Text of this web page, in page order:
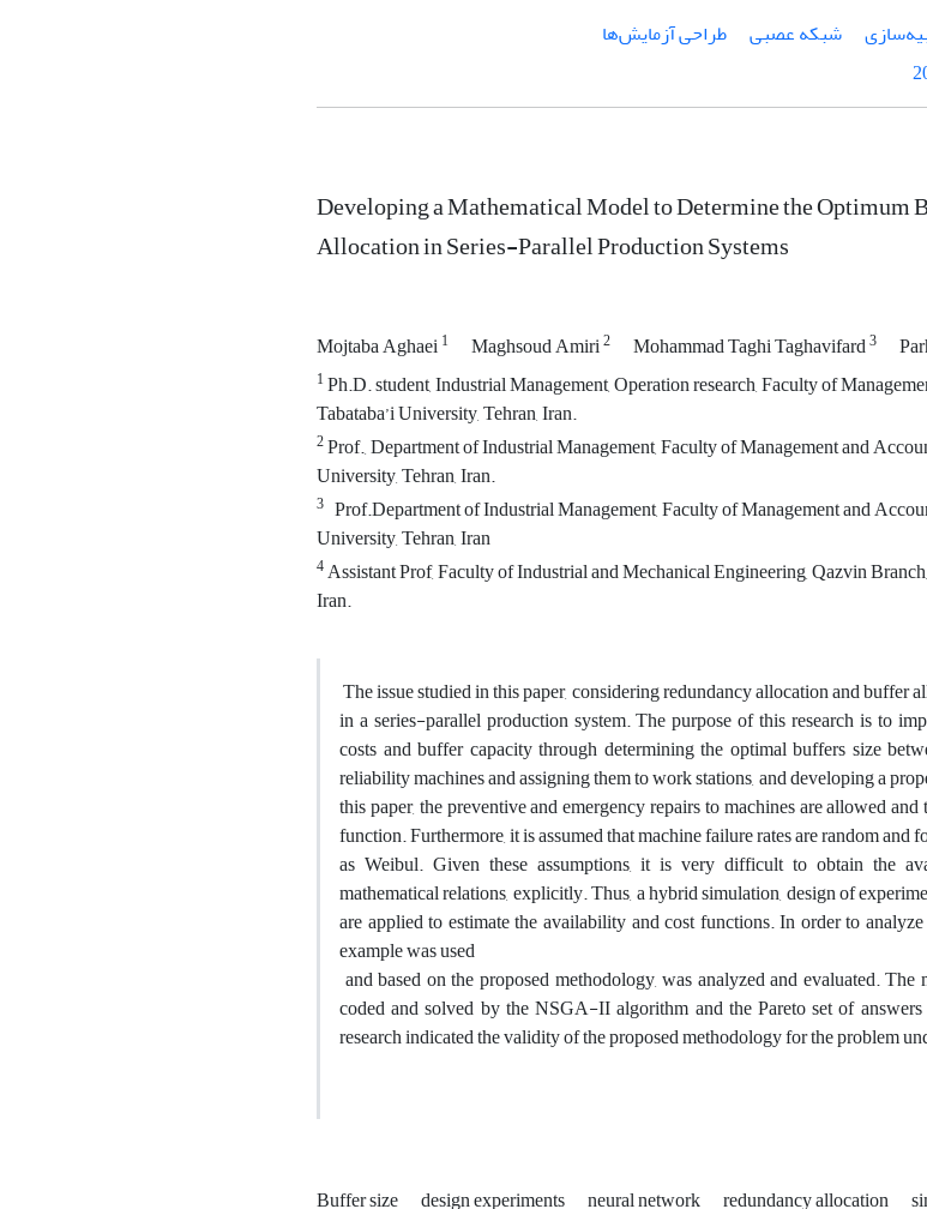
شبکه عصبی
طراحی آزمایش‌ها
Developing a Mathematical Model to Determine the Optimum
Allocation in Series-Parallel Production Systems
Mojtaba Aghaei1 Maghsoud Amiri2 Mohammad Taghi Taghavifard3
1Ph.D. student, Industrial Management, Operation research, Faculty of
Tabataba’i University, Tehran, Iran.
2Prof., Department of Industrial Management, Faculty of Management and
University, Tehran, Iran.
3 Prof.Department of Industrial Management, Faculty of Management and
University, Tehran, Iran
4Assistant Prof, Faculty of Industrial and Mechanical Engineering, Qazvin
Iran.
The issue studied in this paper, considering redundancy allocation and buffer
in a series-parallel production system. The purpose of this research is to
costs and buffer capacity through determining the optimal buffers size
reliability machines and assigning them to work stations, and developing a
this paper, the preventive and emergency repairs to machines are allowed
function. Furthermore, it is assumed that machine failure rates are random
as Weibul. Given these assumptions, it is very difficult to obtain the
mathematical relations, explicitly. Thus, a hybrid simulation, design of
are applied to estimate the availability and cost functions. In order to
example was used
and based on the proposed methodology, was analyzed and evaluated.
coded and solved by the NSGA-II algorithm and the Pareto set of
research indicated the validity of the proposed methodology for the problem
Buffer size design experiments neural network redundancy allocation